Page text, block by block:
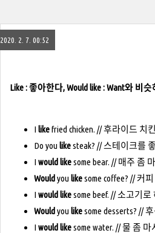
2020. 2. 7. 00:52
Like : 좋아한다, Would like : Want와 비
I likefried chicken. // 후라이드 치
Do you likesteak? // 스테이크를
I would likesome bear. // 매주 좀
Would you likesome coffee? // 커
I would likesome beef. // 소고기
Would you likesome desserts? //
I would likesome water. // 물 좀